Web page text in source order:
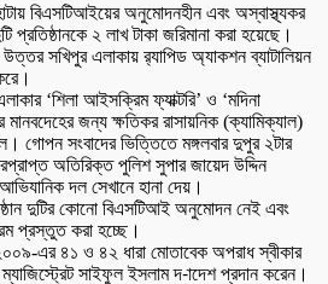
বিএসটিআইয়ের অনুমোদনহীন এবং অস্বাস্থ্যকর
প্রতিষ্ঠানকে ২ লাখ টাকা জরিমানা করা হয়েছে।
সখিপুর এলাকায় র‌্যাপিড অ্যাকশন ব্যাটালিয়ন
‘শিলা আইসক্রিম ফ্যাক্টরি’ ও ‘মদিনা
মানবদেহের জন্য ক্ষতিকর রাসায়নিক (ক্যামিক্যাল)
গোপন সংবাদের ভিত্তিতে মঙ্গলবার দুপুর ২টার
অতিরিক্ত পুলিশ সুপার জায়েদ উদ্দিন
দল সেখানে হানা দেয়।
দুটির কোনো বিএসটিআই অনুমোদন নেই এবং
প্রস্তুত করা হচ্ছে।
এর ৪১ ও ৪২ ধারা মোতাবেক অপরাধ স্বীকার
ম্যাজিস্ট্রেট সাইফুল ইসলাম দ-াদেশ প্রদান করেন।